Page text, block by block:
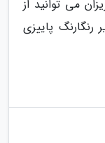
می توانید از
رنگارنگ پاییزی